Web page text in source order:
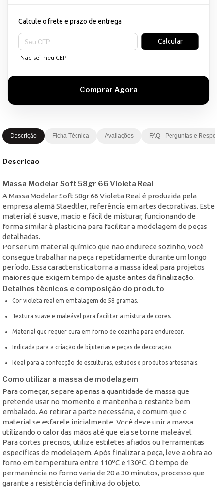
Calcule o frete e prazo de entrega
Entregas para o CEP:
Calcular
Não sei meu CEP
Descrição Ficha Técnica Avaliações FAQ - Perguntas e
Descricao
Massa Modelar Soft 58gr 66 Violeta Real
A Massa Modelar Soft 58gr 66 Violeta Real é produzida pela
empresa alemã Staedtler, referência em artes decorativas. Este
material é suave, macio e fácil de misturar, funcionando de
forma similar à plasticina para facilitar a modelagem de peças
detalhadas.
Por ser um material químico que não endurece sozinho, você
consegue trabalhar na peça repetidamente durante um longo
período. Essa característica torna a massa ideal para projetos
maiores que exigem tempo de ajuste antes da finalização.
Detalhes técnicos e composição do produto
Cor violeta real em embalagem de 58 gramas.
Textura suave e maleável para facilitar a mistura de cores.
Material que requer cura em forno de cozinha para endurecer.
Indicada para a criação de bijuterias e peças de decoração.
Ideal para a confecção de esculturas, estudos e produtos artesanais.
Como utilizar a massa de modelagem
Para começar, separe apenas a quantidade de massa que
pretende usar no momento e mantenha o restante bem
embalado. Ao retirar a parte necessária, é comum que o
material se esfarele inicialmente. Você deve unir a massa
utilizando o calor das mãos até que ela se torne maleável.
Para cortes precisos, utilize estiletes afiados ou ferramentas
específicas de modelagem. Após finalizar a peça, leve a obra ao
forno em temperatura entre 110ºC e 130ºC. O tempo de
permanência no forno varia de 20 a 30 minutos, processo que
garante a resistência definitiva do objeto.